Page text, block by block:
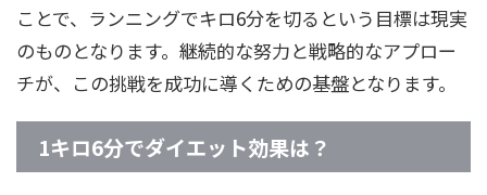
ことで、ランニングでキロ6分を切るという目標は現実
のものとなります。継続的な努力と戦略的なアプロー
チが、この挑戦を成功に導くための基盤となります。
1キロ6分でダイエット効果は？